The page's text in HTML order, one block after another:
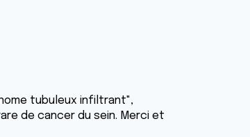
tubuleux infiltrant",
de cancer du sein. Merci et